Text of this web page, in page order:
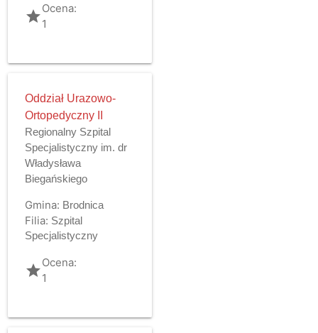
gradeOcena:
1
Oddział Urazowo-
Ortopedyczny II
Regionalny Szpital
Specjalistyczny im. dr
Władysława
Biegańskiego
Gmina: Brodnica
Filia: Szpital
Specjalistyczny
gradeOcena:
1